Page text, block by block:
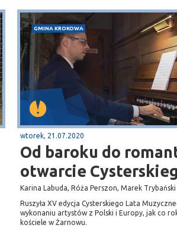
GMINA KROKOWA
wtorek, 21.07.2020
Od baroku do
otwarcie
Karina Labuda, Róża Perszon, Marek Trybański
Ruszyła XV edycja Cysterskiego Lata
wykonaniu artystów z Polski i Europy, jak co
kościele w Żarnowu.